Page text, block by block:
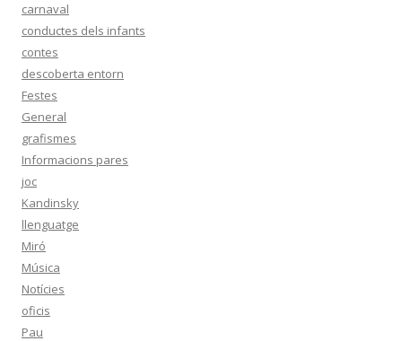
carnaval
conductes dels infants
contes
descoberta entorn
Festes
General
grafismes
Informacions pares
joc
Kandinsky
llenguatge
Miró
Música
Notícies
oficis
Pau